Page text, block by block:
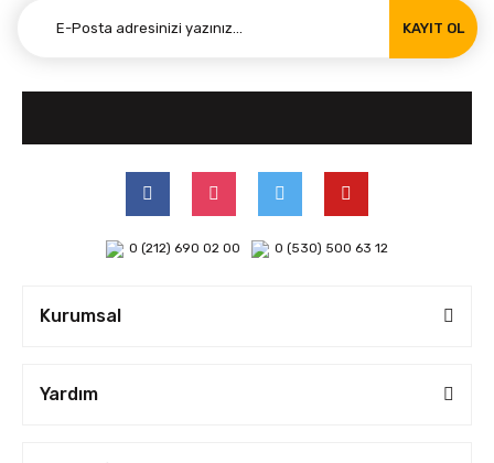
KAYIT OL
0 (212) 690 02 00 0 (530) 500 63 12
Kurumsal
Yardım